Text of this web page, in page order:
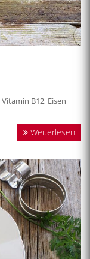
B12, Eisen
Weiterlesen